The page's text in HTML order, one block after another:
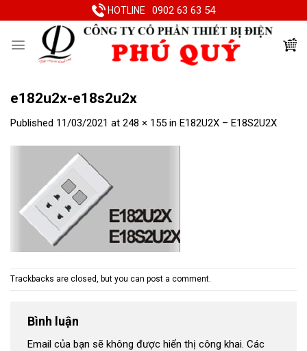
to
HOTLINE 0902 63 63 54
e182u2x-e18s2u2x
Published 11/03/2021 at 248 × 155 in E182U2X – E18S2U2X
Trackbacks are closed, but you can post a comment
Bình luận
Email của bạn sẽ không được hiển thị công khai. Các